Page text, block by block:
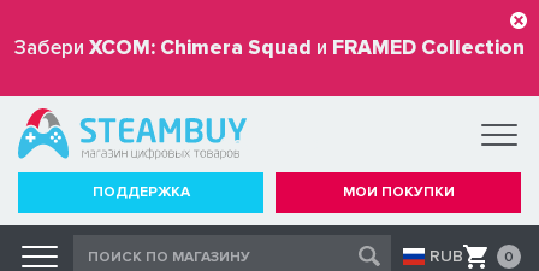
Забери XCOM: Chimera Squad и FRAMED Collection
бесплатно
ПОДДЕРЖКА МОИ ПОКУПКИ
RUB 0